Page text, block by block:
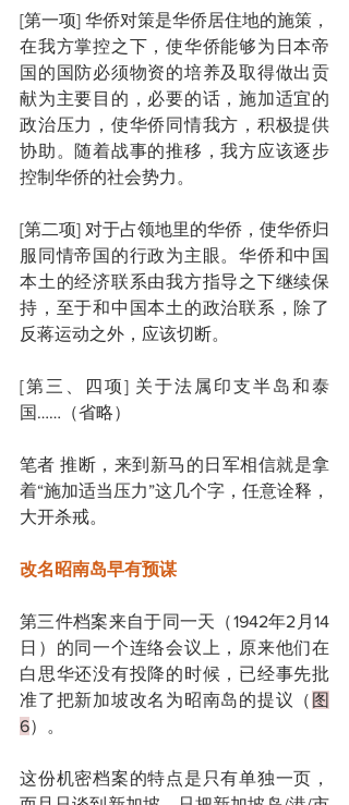
[第一项] 华侨对策是华侨居住地的施策，
在我方掌控之下，使华侨能够为日本帝
国的国防必须物资的培养及取得做出贡
献为主要目的，必要的话，施加适宜的
政治压力，使华侨同情我方，积极提供
协助。随着战事的推移，我方应该逐步
控制华侨的社会势力。
[第二项] 对于占领地里的华侨，使华侨归
服同情帝国的行政为主眼。华侨和中国
本土的经济联系由我方指导之下继续保
持，至于和中国本土的政治联系，除了
反蒋运动之外，应该切断。
[第三、四项] 关于法属印支半岛和泰
国……（省略）
笔者 推断，来到新马的日军相信就是拿
着“施加适当压力”这几个字，任意诠释，
大开杀戒。
改名昭南岛早有预谋
第三件档案来自于同一天（1942年2月14
日）的同一个连络会议上，原来他们在
白思华还没有投降的时候，已经事先批
准了把新加坡改名为昭南岛的提议（ 图
6）。
这份机密档案的特点是只有单独一页，